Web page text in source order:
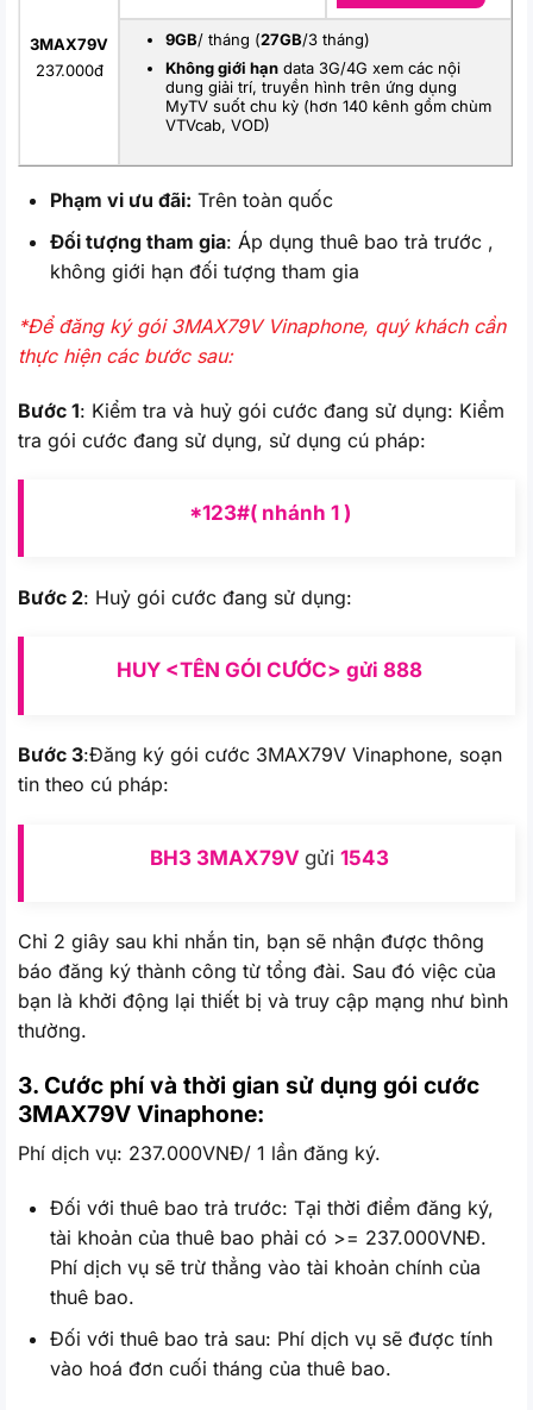
3MAX79V
237.000đ
9GB/ tháng (27GB/3 tháng)
Không giới hạn data 3G/4G xem các nội
dung giải trí, truyền hình trên ứng dụng
MyTV suốt chu kỳ (hơn 140 kênh gồm chùm
VTVcab, VOD)
Phạm vi ưu đãi: Trên toàn quốc
Đối tượng tham gia: Áp dụng thuê bao trả trước ,
không giới hạn đối tượng tham gia
*Để đăng ký gói 3MAX79V Vinaphone, quý khách cần
thực hiện các bước sau:
Bước 1: Kiểm tra và huỷ gói cước đang sử dụng: Kiểm
tra gói cước đang sử dụng, sử dụng cú pháp:
*123#( nhánh 1 )
Bước 2: Huỷ gói cước đang sử dụng:
HUY <TÊN GÓI CƯỚC> gửi 888
Bước 3:Đăng ký gói cước 3MAX79V Vinaphone, soạn
tin theo cú pháp:
BH3 3MAX79V gửi 1543
Chỉ 2 giây sau khi nhắn tin, bạn sẽ nhận được thông
báo đăng ký thành công từ tổng đài. Sau đó việc của
bạn là khởi động lại thiết bị và truy cập mạng như bình
thường.
3. Cước phí và thời gian sử dụng gói cước
3MAX79V Vinaphone:
Phí dịch vụ: 237.000VNĐ/ 1 lần đăng ký.
Đối với thuê bao trả trước: Tại thời điểm đăng ký,
tài khoản của thuê bao phải có >= 237.000VNĐ.
Phí dịch vụ sẽ trừ thẳng vào tài khoản chính của
thuê bao.
Đối với thuê bao trả sau: Phí dịch vụ sẽ được tính
vào hoá đơn cuối tháng của thuê bao.